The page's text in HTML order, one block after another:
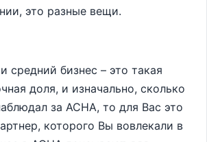
это разные вещи.
средний бизнес – это такая
доля, и изначально, сколько
за АСНА, то для Вас это
которого Вы вовлекали в